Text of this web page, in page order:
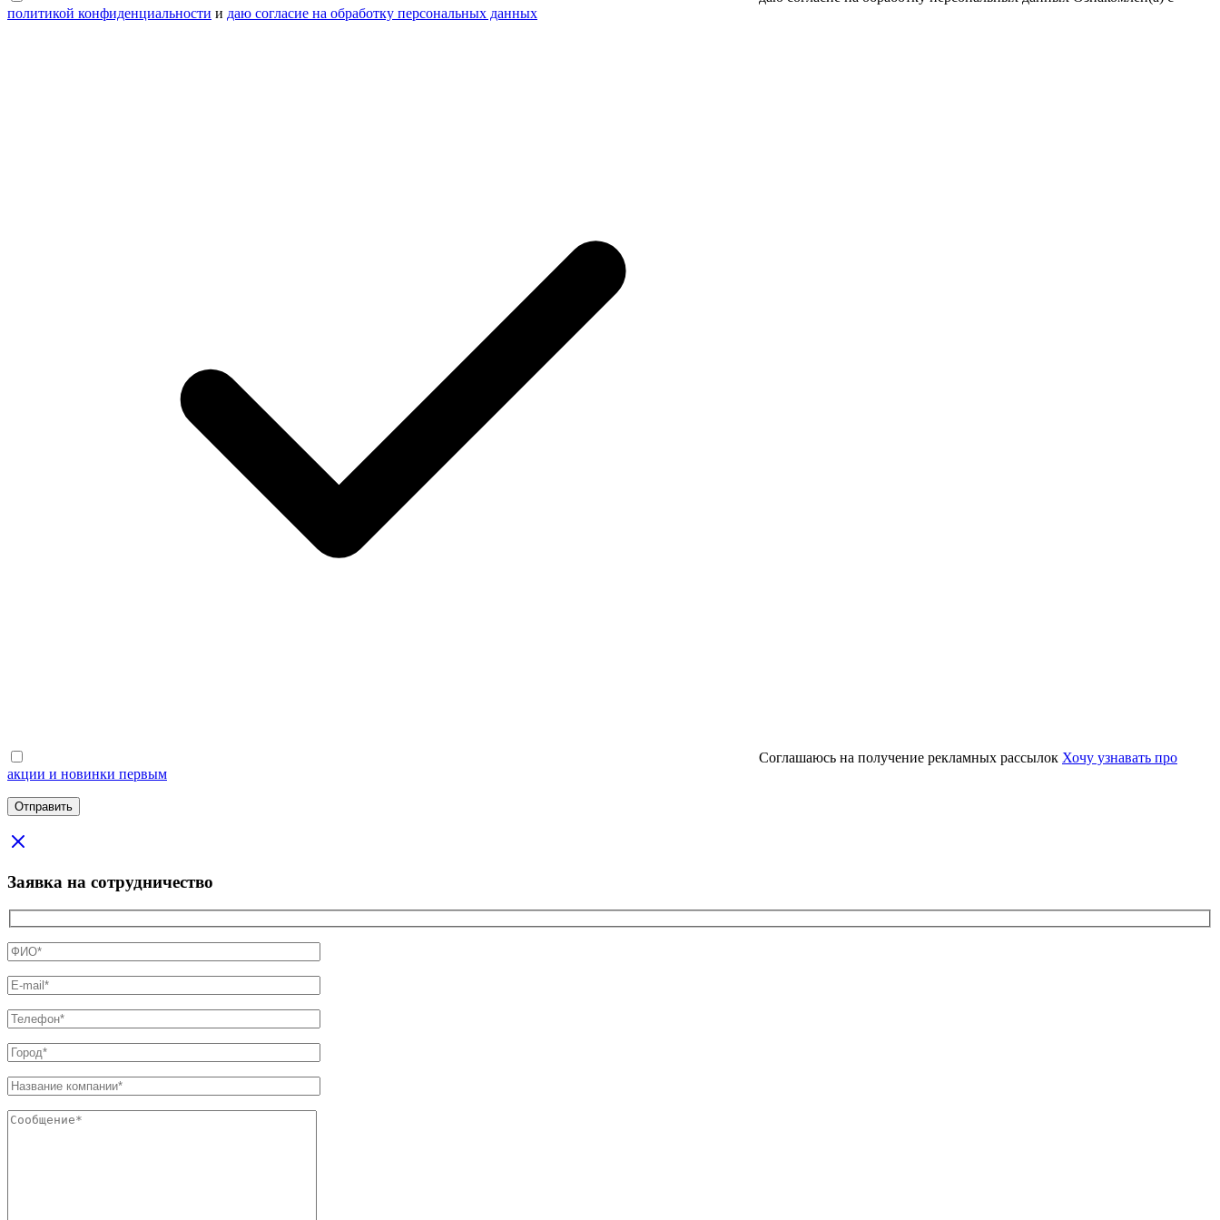
политикой конфиденциальности и даю согласие на обработку персональных данных
Соглашаюсь на получение рекламных рассылок Хочу узнавать про
акции и новинки первым
Заявка на сотрудничество